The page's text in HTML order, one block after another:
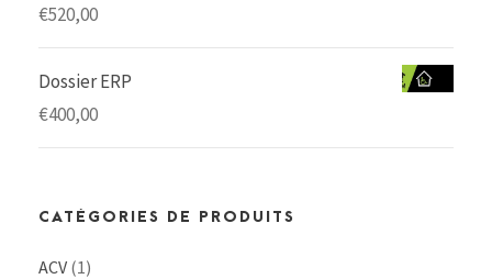
€520,00
Dossier ERP
€400,00
CATÉGORIES DE PRODUITS
ACV (1)